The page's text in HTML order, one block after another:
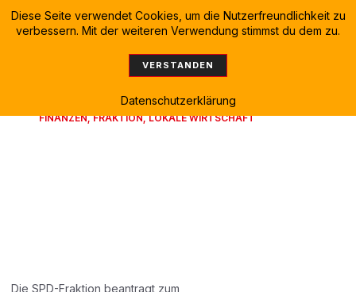
FINANZEN,FRAKTION,LOKALE WIRTSCHAFT
Die SPD-Fraktion beantragt zum
Diese Seite verwendet Cookies, um die Nutzerfreundlichkeit zu
verbessern. Mit der weiteren Verwendung stimmst du dem zu.
VERSTANDEN
Datenschutzerklärung